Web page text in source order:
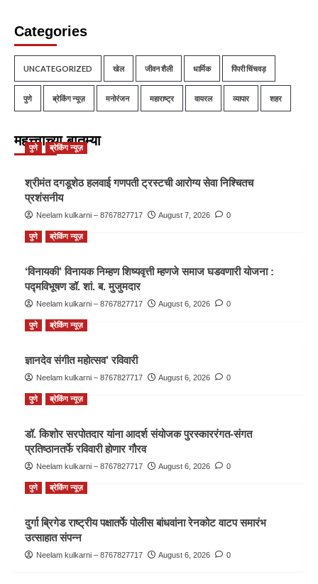
Categories
UNCATEGORIZED खेल जीवन शैली धार्मिक पिंपरी चिंचवड़
पुणे ब्रेकिंग न्यूज़ मनोरंजन महाराष्ट्र वायरल व्यापार शहर
महत्त्वाच्या बातम्या
पुणे ब्रेकिंग न्यूज़
श्रीमंत दगडूशेठ हलवाई गणपती ट्रस्टची आरोग्य सेवा निश्चितच
प्रशंसनीय
Neelam kulkarni – 8767827717 August 7, 2026 0
पुणे ब्रेकिंग न्यूज़
‘विनायकी’ विनायक निम्हण शिष्यवृत्ती म्हणजे समाज घडवणारी योजना :
पद्मविभूषण डॉ. शां. ब. मुजुमदार
Neelam kulkarni – 8767827717 August 6, 2026 0
पुणे ब्रेकिंग न्यूज़
ज्ञानदेव संगीत महोत्सव’ रविवारी
Neelam kulkarni – 8767827717 August 6, 2026 0
पुणे ब्रेकिंग न्यूज़
डॉ. किशोर सरपोतदार यांना आदर्श संयोजक पुरस्काररंगत-संगत
प्रतिष्ठानतर्फे रविवारी होणार गौरव
Neelam kulkarni – 8767827717 August 6, 2026 0
पुणे ब्रेकिंग न्यूज़
दुर्गा ब्रिगेड राष्ट्रीय पक्षातर्फे पोलीस बांधवांना रेनकोट वाटप समारंभ
उत्साहात संपन्न
Neelam kulkarni – 8767827717 August 6, 2026 0